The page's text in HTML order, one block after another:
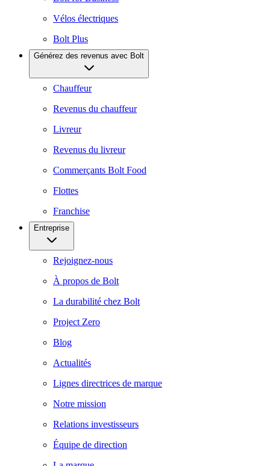
Vélos électriques
Bolt Plus
Générez des revenus avec Bolt
Chauffeur
Revenus du chauffeur
Livreur
Revenus du livreur
Commerçants Bolt Food
Flottes
Franchise
Entreprise
Rejoignez-nous
À propos de Bolt
La durabilité chez Bolt
Project Zero
Blog
Actualités
Lignes directrices de marque
Notre mission
Relations investisseurs
Équipe de direction